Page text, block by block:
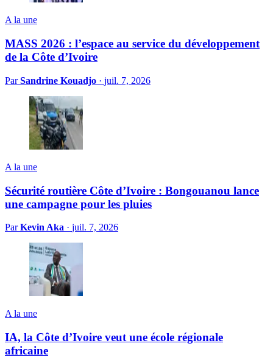
A la une
MASS 2026 : l’espace au service du développement
de la Côte d’Ivoire
ParSandrine Kouadjo · juil. 7, 2026
A la une
Sécurité routière Côte d’Ivoire : Bongouanou lance
une campagne pour les pluies
ParKevin Aka · juil. 7, 2026
A la une
IA, la Côte d’Ivoire veut une école régionale
africaine